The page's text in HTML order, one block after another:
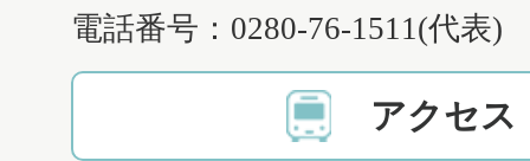
電話番号：0280-76-1511(代表)
アクセス